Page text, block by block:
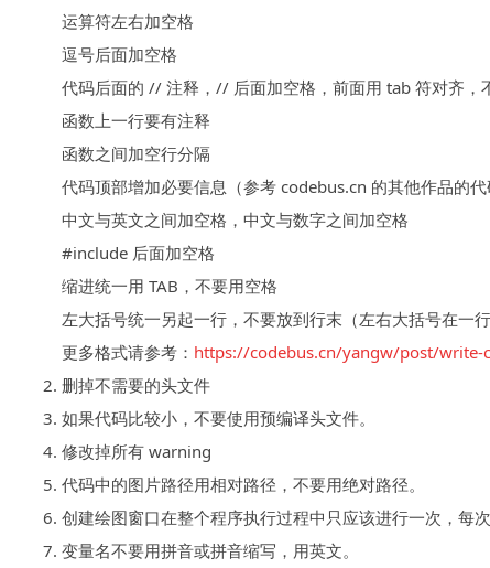
运算符左右加空格
逗号后面加空格
代码后面的 // 注释，// 后面加空格，前面用 tab 符对齐，
函数上一行要有注释
函数之间加空行分隔
代码顶部增加必要信息（参考 codebus.cn 的其他作品的代
中文与英文之间加空格，中文与数字之间加空格
#include 后面加空格
缩进统一用 TAB，不要用空格
左大括号统一另起一行，不要放到行末（左右大括号在一行
更多格式请参考： https://codebus.cn/yangw/post/write-
删掉不需要的头文件
如果代码比较小，不要使用预编译头文件。
修改掉所有 warning
代码中的图片路径用相对路径，不要用绝对路径。
创建绘图窗口在整个程序执行过程中只应该进行一次，每
变量名不要用拼音或拼音缩写，用英文。